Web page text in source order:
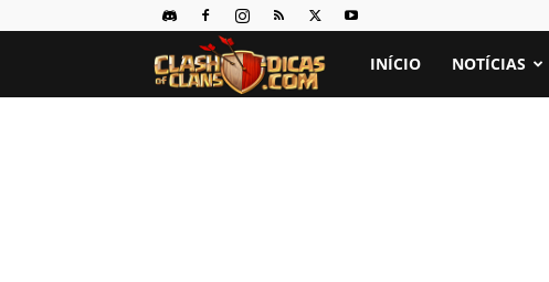
Clash
INÍCIO NOTÍCIAS